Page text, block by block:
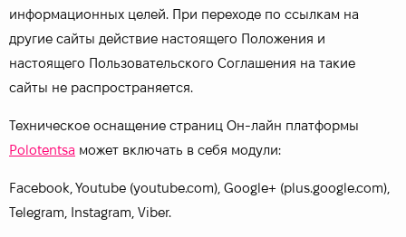
информационных целей. При переходе по ссылкам на
другие сайты действие настоящего Положения и
настоящего Пользовательского Соглашения на такие
сайты не распространяется.
Техническое оснащение страниц Он-лайн платформы
Polotentsa может включать в себя модули:
Facebook, Youtube (youtube.com), Google+ (plus.google.com),
Telegram, Instagram, Viber.